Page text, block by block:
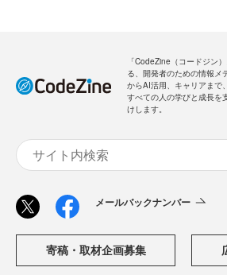
「CodeZine（コードジン
る、開発者のための情報メ
からAI活用、キャリアまで
すべての人の学びと成長を
けします。
メールバックナンバー
寄稿・取材企画募集